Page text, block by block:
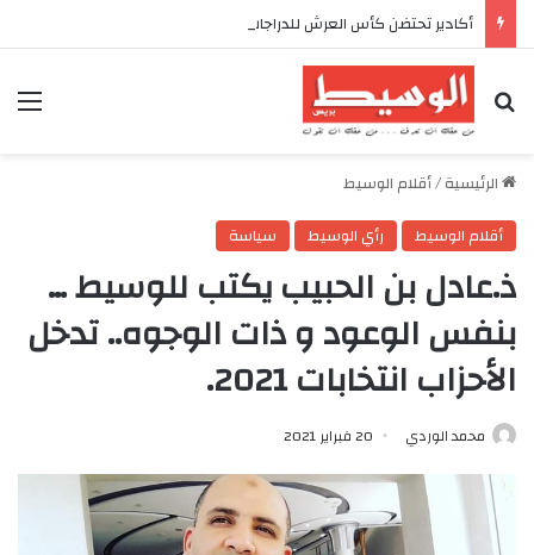
بحث عن
الرئيسية/أقلام الوسيط
أقلام الوسيط
رأي الوسيط سياسة
ذ.عادل بن الحبيب يكتب للوسيط …
بنفس الوعود و ذات الوجوه.. تدخل
الأحزاب انتخابات 2021.
محمد الوردي 20 فبراير 2021